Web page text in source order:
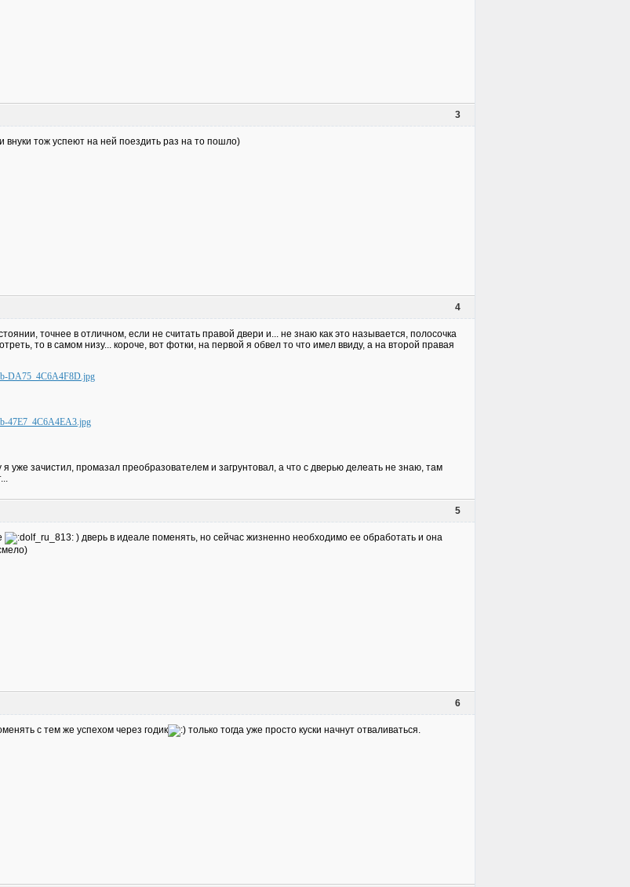
3
внуки тож успеют на ней поездить раз на то пошло)
4
точнее в отличном, если не считать правой двери и... не знаю как это называется, полосочка
то в самом низу... короче, вот фотки, на первой я обвел то что имел ввиду, а на второй правая
я уже зачистил, промазал преобразователем и загрунтовал, а что с дверью делеать не знаю, там
5
) дверь в идеале поменять, но сейчас жизненно необходимо ее обработать и она
6
с тем же успехом через годик только тогда уже просто куски начнут отваливаться.